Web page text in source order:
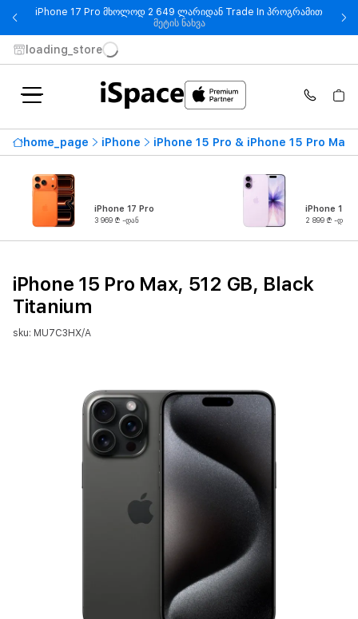
iPhone 17 Pro მხოლოდ 2 649 ლარიდან Trade In პროგრამით
მეტის ნახვა- iPhone 17 Pro მხოლოდ 2 649
loading_store
home_page iPhone iPhone 15 Pro & iPhone 15 Pro Max
iPhone 17 Pro
3 969 ₾ -დან
iPhone 17
2 899 ₾ -დან
iPhone 15 Pro Max, 512 GB, Black
Titanium
sku: MU7C3HX/A